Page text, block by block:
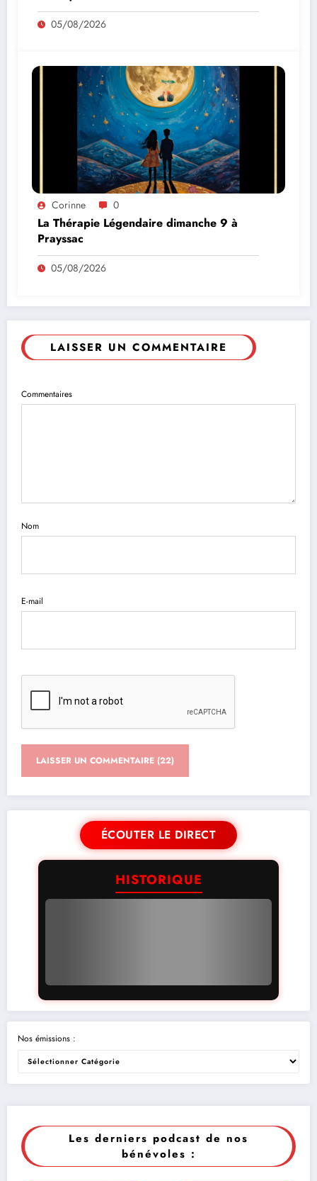
05/08/2026
Corinne 0
La Thérapie Légendaire dimanche 9 à
Prayssac
05/08/2026
LAISSER UN COMMENTAIRE
Commentaires
Nom
E-mail
ÉCOUTER LE DIRECT
HISTORIQUE
Nos émissions :
Les derniers podcast de nos
bénévoles :